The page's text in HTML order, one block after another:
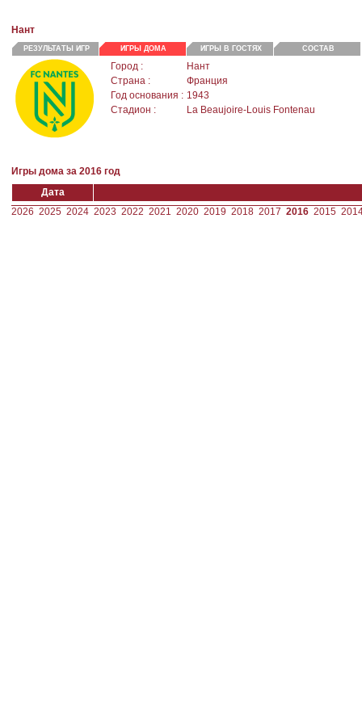
Нант
РЕЗУЛЬТАТЫ ИГР ИГРЫ ДОМА ИГРЫ В ГОСТЯХ СОСТАВ
Город :
Нант
Страна :
Франция
Год основания : 1943
Стадион :
La Beaujoire-Louis Fontenau
Игры дома за 2016 год
Дата
2026 2025 2024 2023 2022 2021 2020 2019 2018 2017 2016 2015